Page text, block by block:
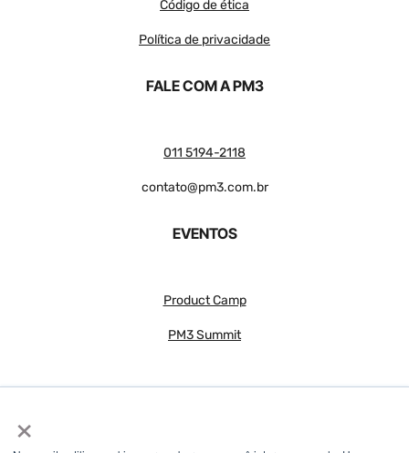
×
Código de ética
Política de privacidade
FALE COM A PM3
011 5194-2118
contato@pm3.com.br
EVENTOS
Product Camp
PM3 Summit